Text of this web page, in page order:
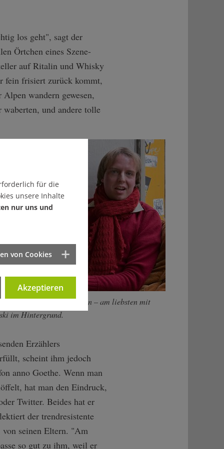
los geht", sagt der
Örtchen eines Szene-
auf Ritalin und Whisky
fein frisiert zurück kommt,
wandern gewesen,
und andere tolle
Neues auszuprobieren – am liebsten mit
im Hintergrund.
Erzählers
scheint ihm jedoch
anno Goethe. Wenn man
hat man den Eindruck,
Twitter. Beides hat er
der trendresistente
seinen Eltern. "Am
so gut zu ihm, weil er
für die
unsere Inhalte
nur uns und
von Cookies
Akzeptieren